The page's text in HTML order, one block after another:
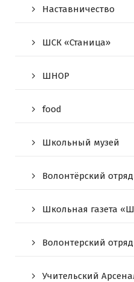
Наставничество
ШСК «Станица»
ШНОР
food
Школьный музей
Волонтёрский
Школьная газета
Волонтерский
Учительский